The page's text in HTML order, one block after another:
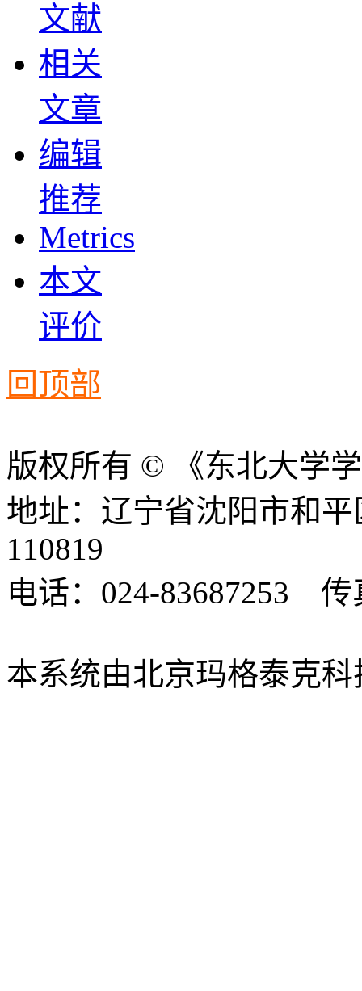
文献
相关
文章
编辑
推荐
Metrics
本文
评价
回顶部
版权所有 © 《东北大学
地址：辽宁省沈阳市和
110819
电话：024-83687253
本系统由北京玛格泰克